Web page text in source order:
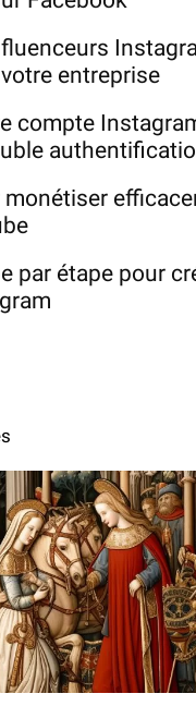
entreprise
compte
monétiser
par étape pour